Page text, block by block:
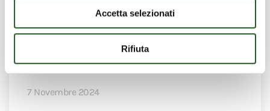
Accetta selezionati
Rifiuta
CERTIFICAZIONE DELLA PARITÀ DI GENERE
7 Novembre 2024